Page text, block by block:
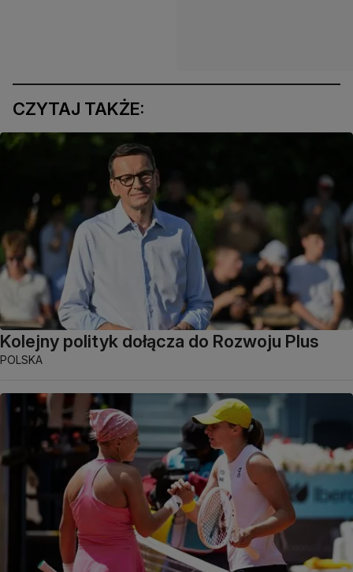
CZYTAJ TAKŻE:
Kolejny polityk dołącza do Rozwoju Plus
POLSKA